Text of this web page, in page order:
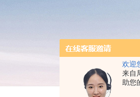
欢迎
来自
助您